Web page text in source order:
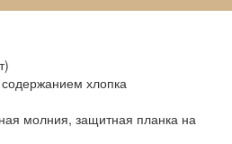
содержанием хлопка
молния, защитная планка на